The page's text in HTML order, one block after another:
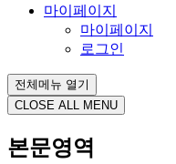
마이페이지
마이페이지
로그인
전체메뉴 열기
CLOSE ALL MENU
본문영역